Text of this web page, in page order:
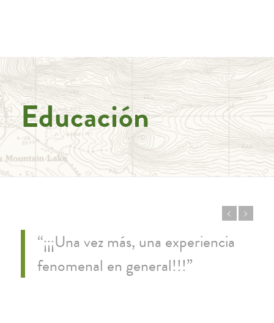
Educación
“¡¡¡Una vez más, una experiencia
fenomenal en general!!!”